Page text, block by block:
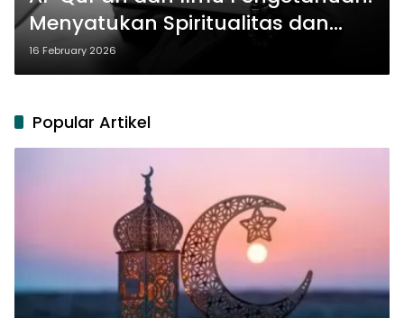
Menyatukan Spiritualitas dan
Rasionalitas
16 February 2026
Popular Artikel